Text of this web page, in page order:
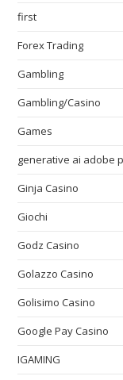
first
Forex Trading
Gambling
Gambling/Casino
Games
generative ai adobe
Ginja Casino
Giochi
Godz Casino
Golazzo Casino
Golisimo Casino
Google Pay Casino
IGAMING